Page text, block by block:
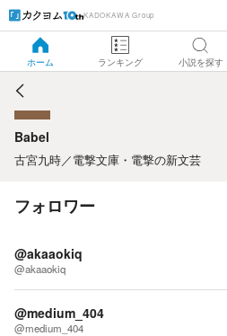
KADOKAWA Group
ホーム ランキング 小説を探す
Babel
Babel
古宮九時／電撃文庫・電撃の新文芸
フォロワー
@akaaokiq
@akaaokiq
@medium_404
@medium_404